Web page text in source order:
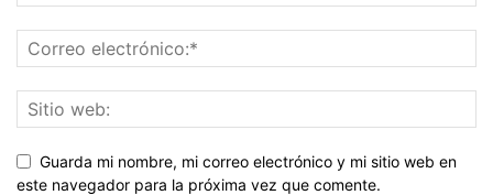
Guarda mi nombre, mi correo electrónico y mi sitio web en
este navegador para la próxima vez que comente.